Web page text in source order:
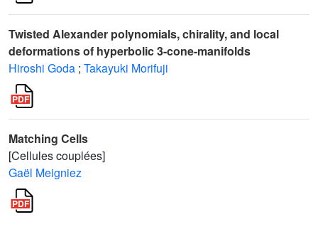
Twisted Alexander polynomials, chirality, and local
deformations of hyperbolic 3-cone-manifolds
Hiroshi Goda ; Takayuki Morifuji
Matching Cells
[Cellules couplées]
Gaël Meigniez